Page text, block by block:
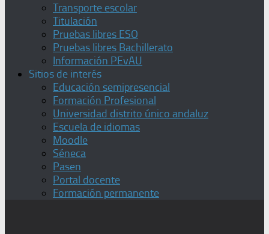
Transporte escolar
Titulación
Pruebas libres ESO
Pruebas libres Bachillerato
Información PEvAU
Sitios de interés
Educación semipresencial
Formación Profesional
Universidad distrito único andaluz
Escuela de idiomas
Moodle
Séneca
Pasen
Portal docente
Formación permanente